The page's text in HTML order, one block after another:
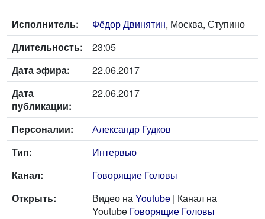
Исполнитель: Фёдор Двинятин, Москва, Ступино
Длительность:
23:05
Дата эфира:
22.06.2017
Дата
публикации:
22.06.2017
Персоналии:
Александр Гудков
Тип:
Интервью
Канал:
Говорящие Головы
Открыть:
Видео наYoutube | Канал на
Youtube Говорящие Головы